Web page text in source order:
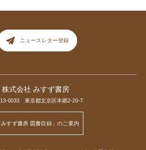
ニュースレター登録
株式会社 みすず書房
0033 東京都文京区本郷2-20-7
みすず書房 図書目録」のご案内